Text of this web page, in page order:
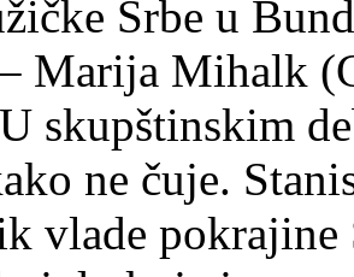
Srbe u
Marija Mihalk
skupštinskim
ne čuje.
vlade